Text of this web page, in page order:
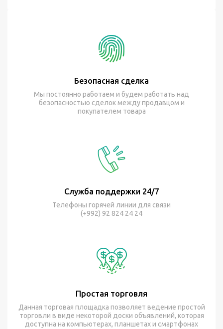
Безопасная сделка
Мы постоянно работаем и будем работать над
безопасностью сделок между продавцом и
покупателем товара
Служба поддержки 24/7
Телефоны горячей линии для связи
(+992) 92 824 24 24
Простая торговля
Данная торговая площадка позволяет ведение простой
торговли в виде некоторой доски объявлений, которая
доступна на компьютерах, планшетах и смартфонах